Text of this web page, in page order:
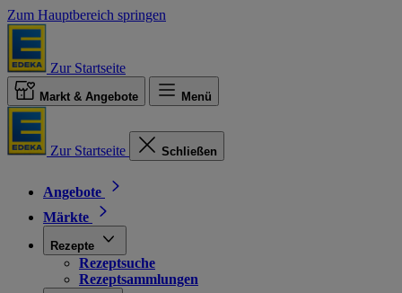
Zum Hauptbereich springen
Zur Startseite
Markt & Angebote Menü
Zur Startseite Schließen
Angebote
Märkte
Rezepte
Rezeptsuche
Rezeptsammlungen